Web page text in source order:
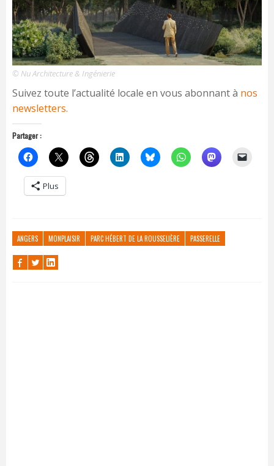
© Nu Architecture & Ingénierie
Suivez toute l’actualité locale en vous abonnant à nos
newsletters.
Partager :
Plus
ANGERS MONPLAISIR PARC HÉBERT DE LA ROUSSELIÈRE PASSERELLE